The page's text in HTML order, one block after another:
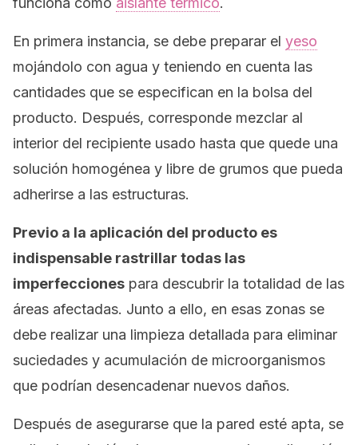
En primera instancia, se debe preparar el yeso
mojándolo con agua y teniendo en cuenta las
cantidades que se especifican en la bolsa del
producto. Después, corresponde mezclar al
interior del recipiente usado hasta que quede una
solución homogénea y libre de grumos que pueda
adherirse a las estructuras.
Previo a la aplicación del producto es
indispensable rastrillar todas las
imperfecciones para descubrir la totalidad de las
áreas afectadas. Junto a ello, en esas zonas se
debe realizar una limpieza detallada para eliminar
suciedades y acumulación de microorganismos
que podrían desencadenar nuevos daños.
Después de asegurarse que la pared esté apta, se